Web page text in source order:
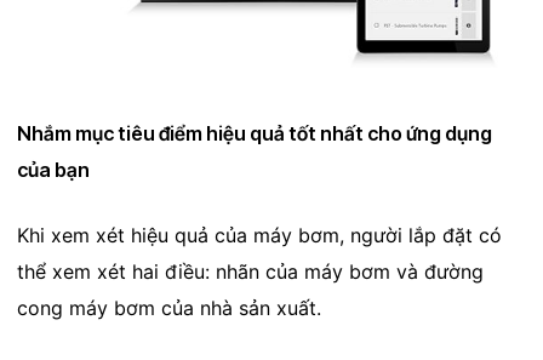
Nhắm mục tiêu điểm hiệu quả tốt nhất cho ứng dụng
của bạn
Khi xem xét hiệu quả của máy bơm, người lắp đặt có
thể xem xét hai điều: nhãn của máy bơm và đường
cong máy bơm của nhà sản xuất.